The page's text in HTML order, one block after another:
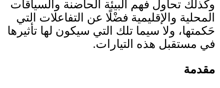
وكذلك تحاول فهم البيئة الحاضنة والسياقات
المحلية والإقليمية فضْلًا عن التفاعلات التي
حَكمتها، ولا سيما تلك التي سيكون لها تأثيرها
في مستقبل هذه التيارات.
مقدمة